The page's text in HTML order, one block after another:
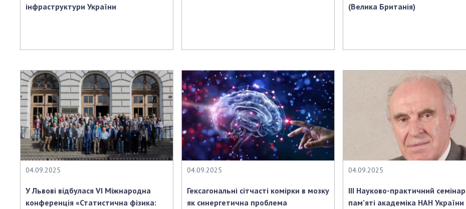
інфраструктури України
(Велика Британія)
04.09.2025
У Львові відбулася VI Міжнародна
конференція «Статистична фізика:
04.09.2025
Гексагональні сітчасті комірки в мозку
як синергетична проблема
04.09.2025
III Науково-практичний семінар
пам’яті академіка НАН України